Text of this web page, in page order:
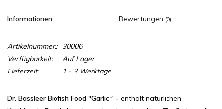
Informationen Bewertungen (0)
Artikelnummer::
30006
Verfügbarkeit:
Auf Lager
Lieferzeit:
1 - 3 Werktage
Dr. Bassleer Biofish Food "Garlic"- enthält natürlichen